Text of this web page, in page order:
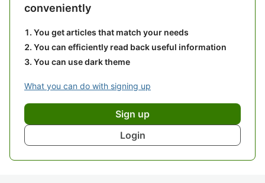
conveniently
You get articles that match your needs
You can efficiently read back useful information
You can use dark theme
What you can do with signing up
Sign up
Login